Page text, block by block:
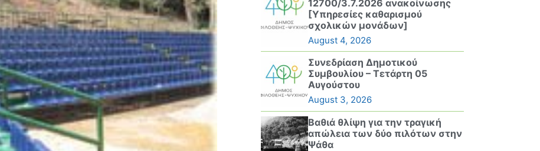
12700/3.7.2026 ανακοίνωσης
[Υπηρεσίες καθαρισμού
σχολικών μονάδων]
August 4, 2026
Συνεδρίαση Δημοτικού
Συμβουλίου – Τετάρτη 05
Αυγούστου
August 3, 2026
Βαθιά θλίψη για την τραγική
απώλεια των δύο πιλότων στην
Ψάθα